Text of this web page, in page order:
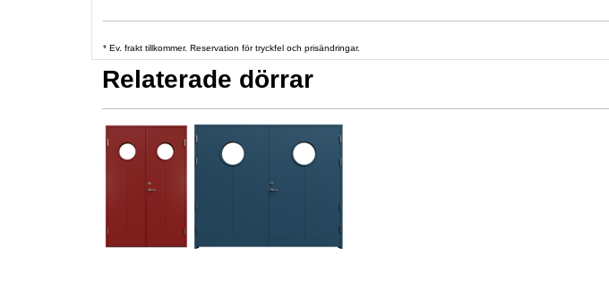
* Ev. frakt tillkommer. Reservation för tryckfel och prisändringar.
Relaterade dörrar